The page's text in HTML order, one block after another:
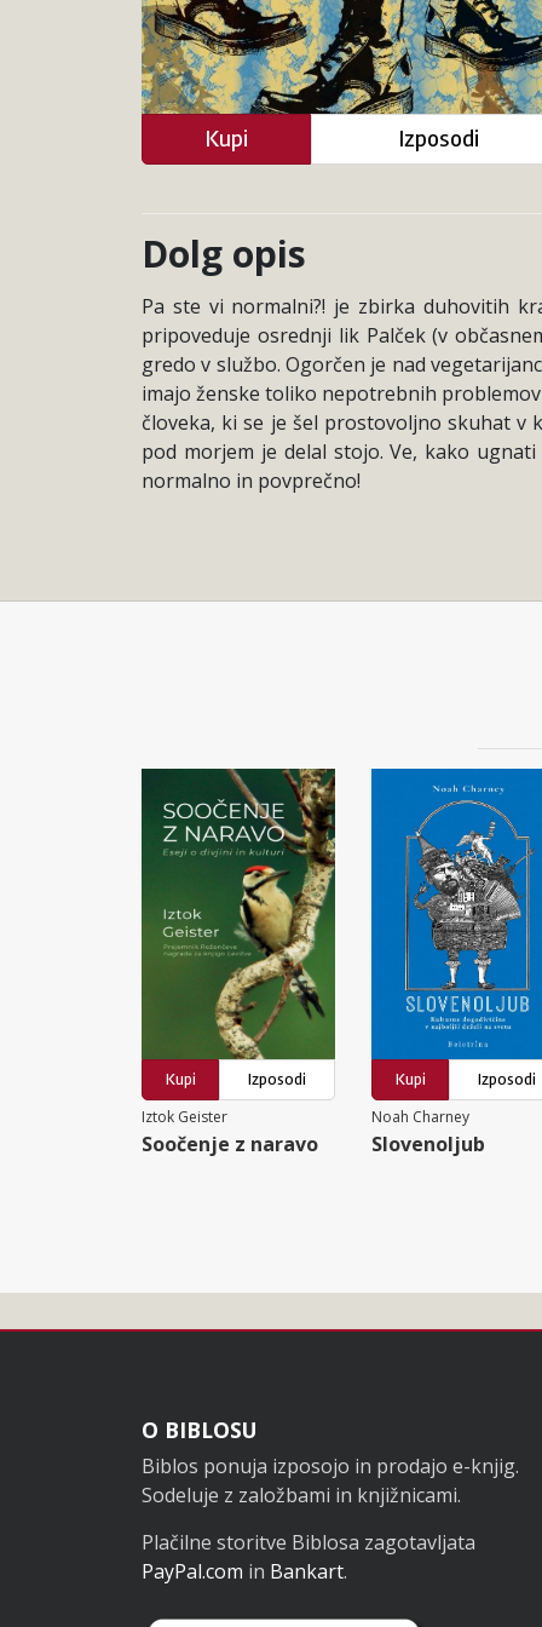
Kupi Izposodi
Dolg opis
Pa ste vi normalni?! je zbirka duhovitih
pripoveduje osrednji lik Palček (v
gredo v službo. Ogorčen je nad
imajo ženske toliko nepotrebnih problemov
človeka, ki se je šel prostovoljno skuhat v
pod morjem je delal stojo. Ve, kako
normalno in povprečno!
Kupi
Izposodi
Iztok Geister
Soočenje z naravo
Kupi
Izposodi
Noah Charney
Slovenoljub
Noga
O BIBLOSU
Biblos ponuja izposojo in prodajo e-knjig.
Sodeluje z založbami in knjižnicami.
Plačilne storitve Biblosa zagotavljata
PayPal.com in Bankart.